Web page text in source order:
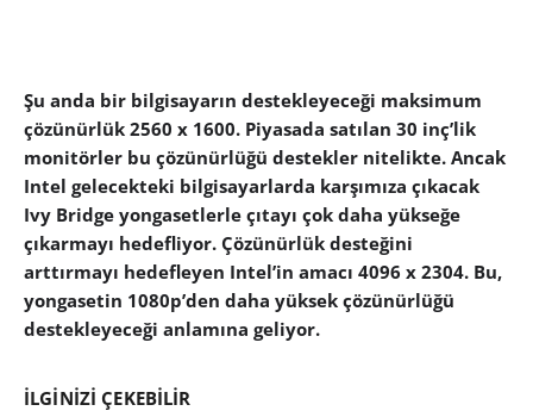
Şu anda bir bilgisayarın destekleyeceği maksimum
çözünürlük 2560 x 1600. Piyasada satılan 30 inç’lik
monitörler bu çözünürlüğü destekler nitelikte. Ancak
Intel gelecekteki bilgisayarlarda karşımıza çıkacak
Ivy Bridge yongasetlerle çıtayı çok daha yükseğe
çıkarmayı hedefliyor. Çözünürlük desteğini
arttırmayı hedefleyen Intel’in amacı 4096 x 2304. Bu,
yongasetin 1080p’den daha yüksek çözünürlüğü
destekleyeceği anlamına geliyor.
İLGİNİZİ ÇEKEBİLİR